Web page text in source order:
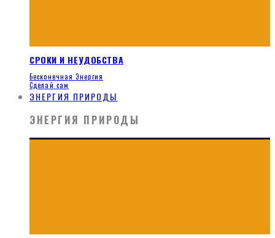
СРОКИ И НЕУДОБСТВА
Бесконечная Энергия
Сделай сам
ЭНЕРГИЯ ПРИРОДЫ
ЭНЕРГИЯ ПРИРОДЫ